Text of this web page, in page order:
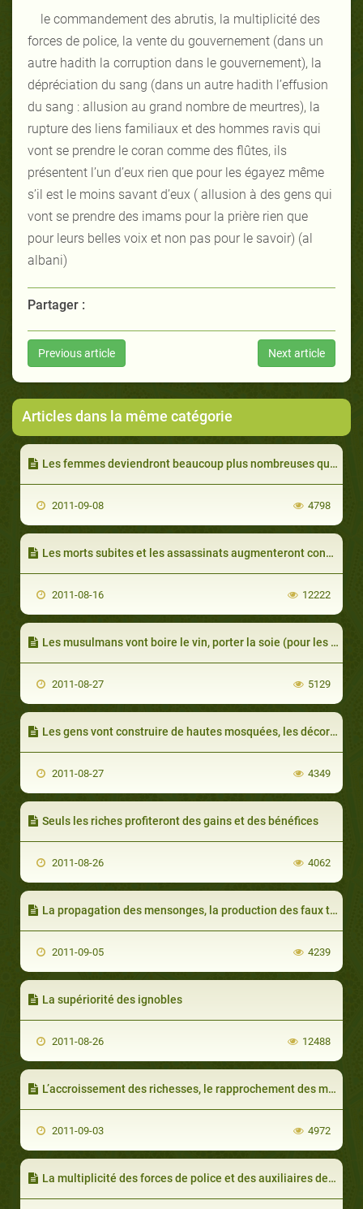
le commandement des abrutis, la multiplicité des
forces de police, la vente du gouvernement (dans un
autre hadith la corruption dans le gouvernement), la
dépréciation du sang (dans un autre hadith l’effusion
du sang : allusion au grand nombre de meurtres), la
rupture des liens familiaux et des hommes ravis qui
vont se prendre le coran comme des flûtes, ils
présentent l’un d’eux rien que pour les égayez même
s’il est le moins savant d’eux ( allusion à des gens qui
vont se prendre des imams pour la prière rien que
pour leurs belles voix et non pas pour le savoir) (al
albani)
Partager :
Previous article Next article
Articles dans la même catégorie
Les femmes deviendront beaucoup plus nombreuses que les hommes
2011-09-08 4798
Les morts subites et les assassinats augmenteront considérablement
2011-08-16 12222
Les musulmans vont boire le vin, porter la soie (pour les hommes) et les instruments de musique et les chanteurs vont apparaître dans les pays musulmans
2011-08-27 5129
Les gens vont construire de hautes mosquées, les décorer et s’en vanter
2011-08-27 4349
Seuls les riches profiteront des gains et des bénéfices
2011-08-26 4062
La propagation des mensonges, la production des faux témoignages et la non vérification de la véracité des informations transmises
2011-09-05 4239
La supériorité des ignobles
2011-08-26 12488
L’accroissement des richesses, le rapprochement des marchés et l’extension du commerce
2011-09-03 4972
La multiplicité des forces de police et des auxiliaires des oppresseurs